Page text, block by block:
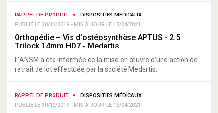
RAPPEL DE PRODUIT
DISPOSITIFS MÉDICAUX
PUBLIÉ LE 30/12/2019 - MIS À JOUR LE 15/04/2021
Orthopédie – Vis d’ostéosynthèse APTUS - 2.5
Trilock 14mm HD7 - Medartis
L'ANSM a été informée de la mise en œuvre d’une action de
retrait de lot effectuée par la société Medartis.
RAPPEL DE PRODUIT
DISPOSITIFS MÉDICAUX
PUBLIÉ LE 30/12/2019 - MIS À JOUR LE 15/04/2021